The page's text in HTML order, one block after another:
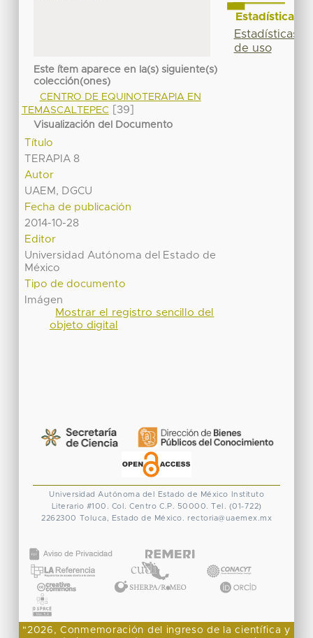
Este ítem aparece en la(s) siguiente(s)
colección(ones)
CENTRO DE EQUINOTERAPIA EN
TEMASCALTEPEC[39]
Visualización del Documento
Título
TERAPIA 8
Autor
UAEM, DGCU
Fecha de publicación
2014-10-28
Editor
Universidad Autónoma del Estado de
México
Tipo de documento
Imágen
Mostrar el registro sencillo del
objeto digital
Estadísticas
Estadísticas
de uso
Universidad Autónoma del Estado de México
Instituto
Literario #100. Col. Centro C.P. 50000. Tel. (01-722)
2262300
Toluca, Estado de México. rectoria@uaemex.mx
"2026, Conmemoración del ingreso de la científica y